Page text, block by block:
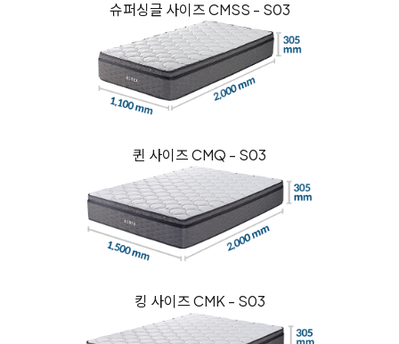
슈퍼싱글 사이즈 CMSS - S03
퀸 사이즈 CMQ - S03
킹 사이즈 CMK - S03